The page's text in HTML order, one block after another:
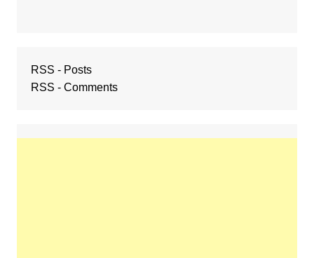
RSS - Posts
RSS - Comments